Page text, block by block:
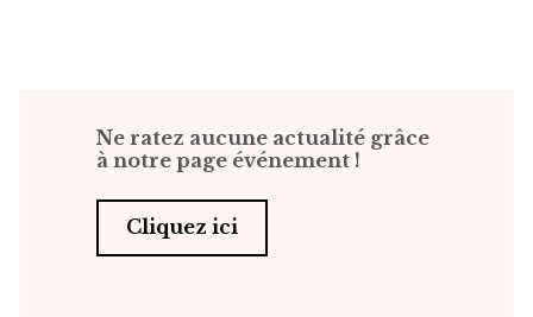
Ne ratez aucune actualité grâce
à notre page événement !
Cliquez ici